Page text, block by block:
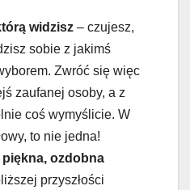
widzisz – czujesz,
sobie z jakimś
Zwróć się więc
zaufanej osoby, a z
coś wymyślicie. W
to nie jedna!
ozdobna
przyszłości